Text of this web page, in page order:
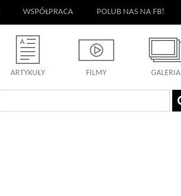
WSPÓŁPRACA POLUB NAS NA FB!
ARTYKUŁY FILMY GALERIA